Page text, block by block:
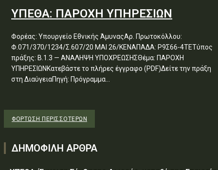
ΥΠΕΘΑ: ΠΑΡΟΧΗ ΥΠΗΡΕΣΙΩΝ
Φορέας: Υπουργείο Εθνικής ΆμυναςΑρ. Πρωτοκόλλου:
Φ.071/370/1234/Σ.607/20 ΜΑΙ 26/ΚΕΝΑΠΑΔΑ: Ρ9Σ66-4ΤΕΤύπος
πράξης: Β.1.3 — ΑΝΑΛΗΨΗ ΥΠΟΧΡΕΩΣΗΣΘέμα: ΠΑΡΟΧΗ
ΥΠΗΡΕΣΙΩΝΚατεβάστε το πλήρες έγγραφο (PDF)Δείτε την πράξη
στη ΔιαύγειαΠηγή: Πρόγραμμα...
ΦΌΡΤΩΣΗ ΠΕΡΙΣΣΟΤΈΡΩΝ
ΔΗΜΟΦΙΛΗ ΑΡΘΡΑ